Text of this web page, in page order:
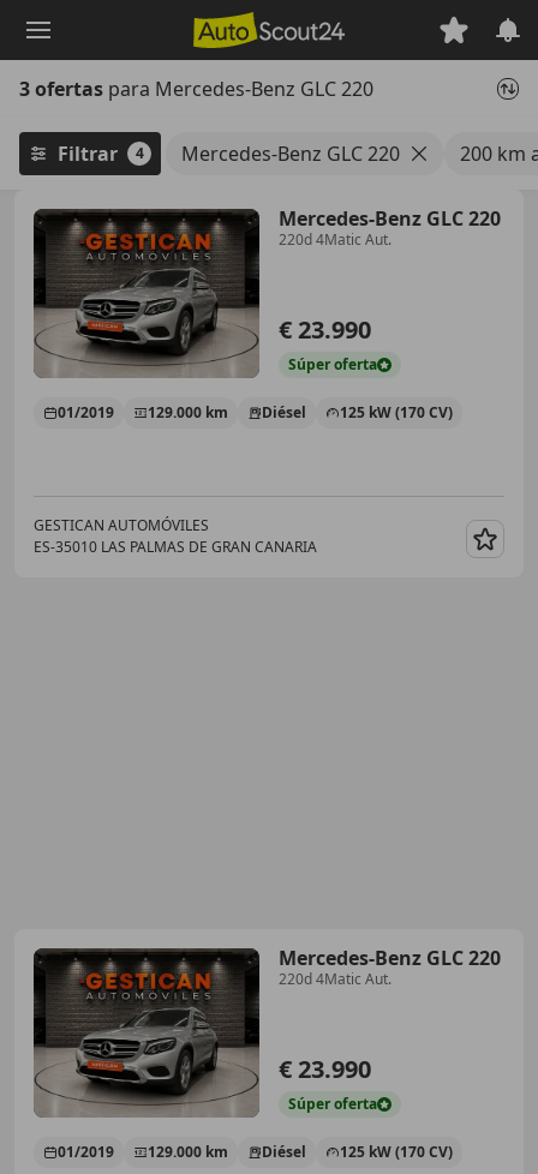
principal
3 ofertas para Mercedes-Benz GLC 220
Filtrar 4 Mercedes-Benz GLC 220 200 km
Mercedes-Benz GLC 220
220d 4Matic Aut.
€ 23.990
Súperoferta
01/2019 129.000 km Diésel 125 kW (170 CV)
GESTICAN AUTOMÓVILES
ES-35010 LAS PALMAS DE GRAN CANARIA
Mercedes-Benz GLC 220
220d 4Matic Aut.
€ 23.990
Súperoferta
01/2019 129.000 km Diésel 125 kW (170 CV)